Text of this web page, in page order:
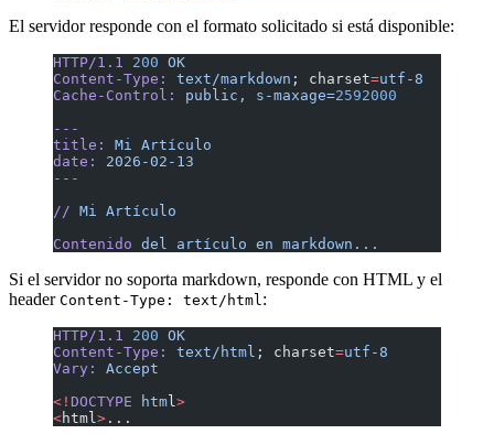
El servidor responde con el formato solicitado si está disponible:
HTTP/1.1 200 OK
Content-Type:
text/markdown ; charset=utf-8
Cache-Control:
public, s-maxage=2592000
---
title:
Mi Artículo
date:
2026-02-13
---
// Mi Artículo
Contenido del artículo en markdown...
Si el servidor no soporta markdown, responde con HTML y el
header Content-Type: text/html:
HTTP/1.1 200 OK
Content-Type:
text/html ; charset=utf-8
Vary:
Accept
<! DOCTYPE htm l>
<html> ...